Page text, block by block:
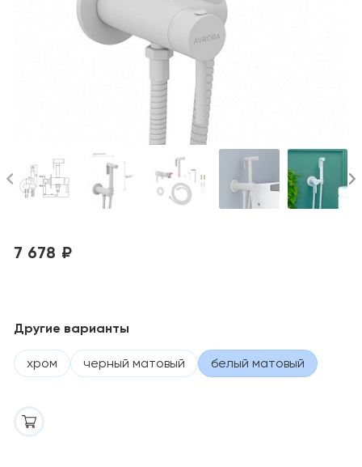
7 678 ₽
Другие варианты
хром черный матовый белый матовый